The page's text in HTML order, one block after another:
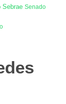
Sebrae Senado